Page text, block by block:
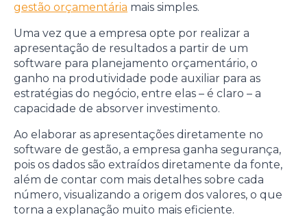
gestão orçamentária mais simples.
Uma vez que a empresa opte por realizar a
apresentação de resultados a partir de um
software para planejamento orçamentário, o
ganho na produtividade pode auxiliar para as
estratégias do negócio, entre elas – é claro – a
capacidade de absorver investimento.
Ao elaborar as apresentações diretamente no
software de gestão, a empresa ganha segurança,
pois os dados são extraídos diretamente da fonte,
além de contar com mais detalhes sobre cada
número, visualizando a origem dos valores, o que
torna a explanação muito mais eficiente.